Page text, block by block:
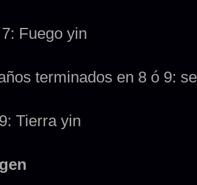
Fuego yin
terminados en 8 ó 9:
Tierra yin